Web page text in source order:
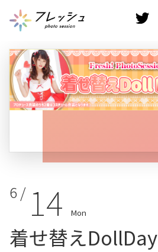
6 / 14 Mon
着せ替えDollDay